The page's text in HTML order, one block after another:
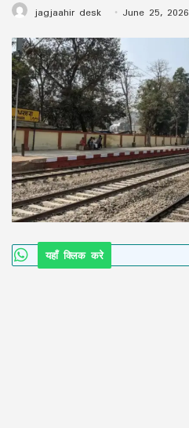
jagjaahir desk June 25, 2026
यहाँ क्लिक करे